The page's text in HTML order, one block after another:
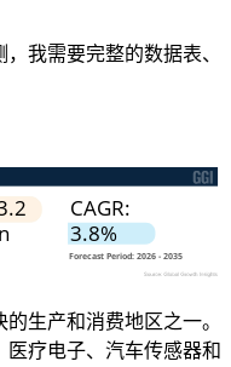
，我需要完整的数据表、
生产和消费地区之一。
疗电子、汽车传感器和